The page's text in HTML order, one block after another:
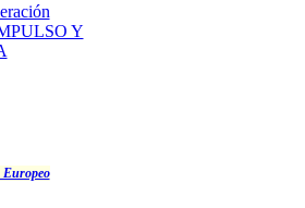
Y
Europeo